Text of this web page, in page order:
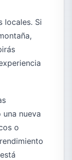
locales. Si
una nueva
o